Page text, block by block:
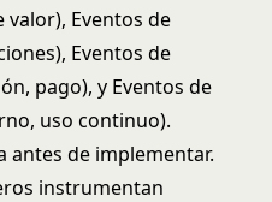
Eventos de
Eventos de
pago), y Eventos de
uso continuo).
antes de implementar.
instrumentan